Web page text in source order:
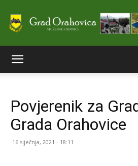
Povjerenik za
Grada Orahovice
16 siječnja, 2021 - 18:11